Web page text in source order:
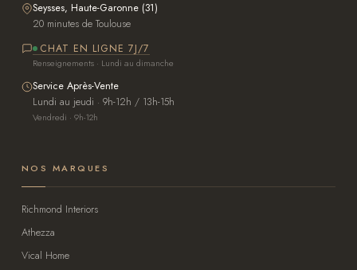
Seysses, Haute-Garonne (31)
20 minutes de Toulouse
CHAT EN LIGNE 7J/7
Renseignements · Lundi au dimanche
Service Après-Vente
Lundi au jeudi · 9h-12h / 13h-15h
Vendredi · 9h-12h
NOS MARQUES
Richmond Interiors
Athezza
Vical Home